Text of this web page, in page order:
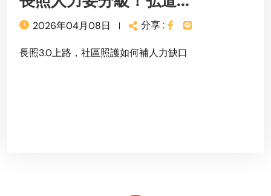
2026年04月08日 分享 :
長照3.0上路，社區照護如何補人力缺口